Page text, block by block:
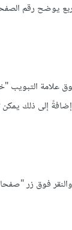
يوضح رقم
علامة التبويب
إضافةً إلى ذلك
فوق زر